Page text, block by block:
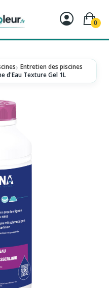
0
Entretien des piscines
d'Eau Texture Gel 1L